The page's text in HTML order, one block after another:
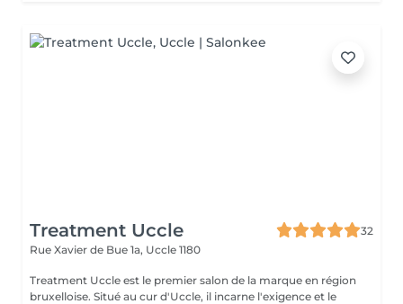
Treatment Uccle
32
Rue Xavier de Bue 1a, Uccle 1180
Treatment Uccle est le premier salon de la marque en région
bruxelloise. Situé au cur d'Uccle, il incarne l'exigence et le